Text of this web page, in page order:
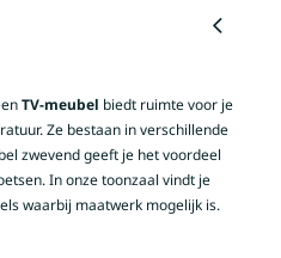
TV-meubel biedt ruimte voor je
Ze bestaan in verschillende
zwevend geeft je het voordeel
In onze toonzaal vindt je
waarbij maatwerk mogelijk is.